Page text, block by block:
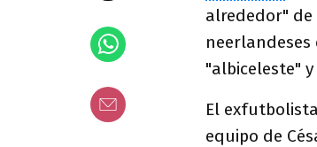
alrededor"
"albiceleste"
El
equipo de